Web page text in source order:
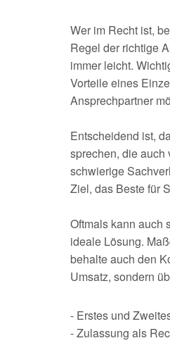
Wer im Recht ist,
Regel der richtige
immer leicht.
Vorteile eines
Ansprechpartner
Entscheidend ist,
sprechen, die auch
schwierige
Ziel, das Beste für
Oftmals kann auch
ideale Lösung.
behalte auch den
Umsatz, sondern
- Erstes und
- Zulassung als